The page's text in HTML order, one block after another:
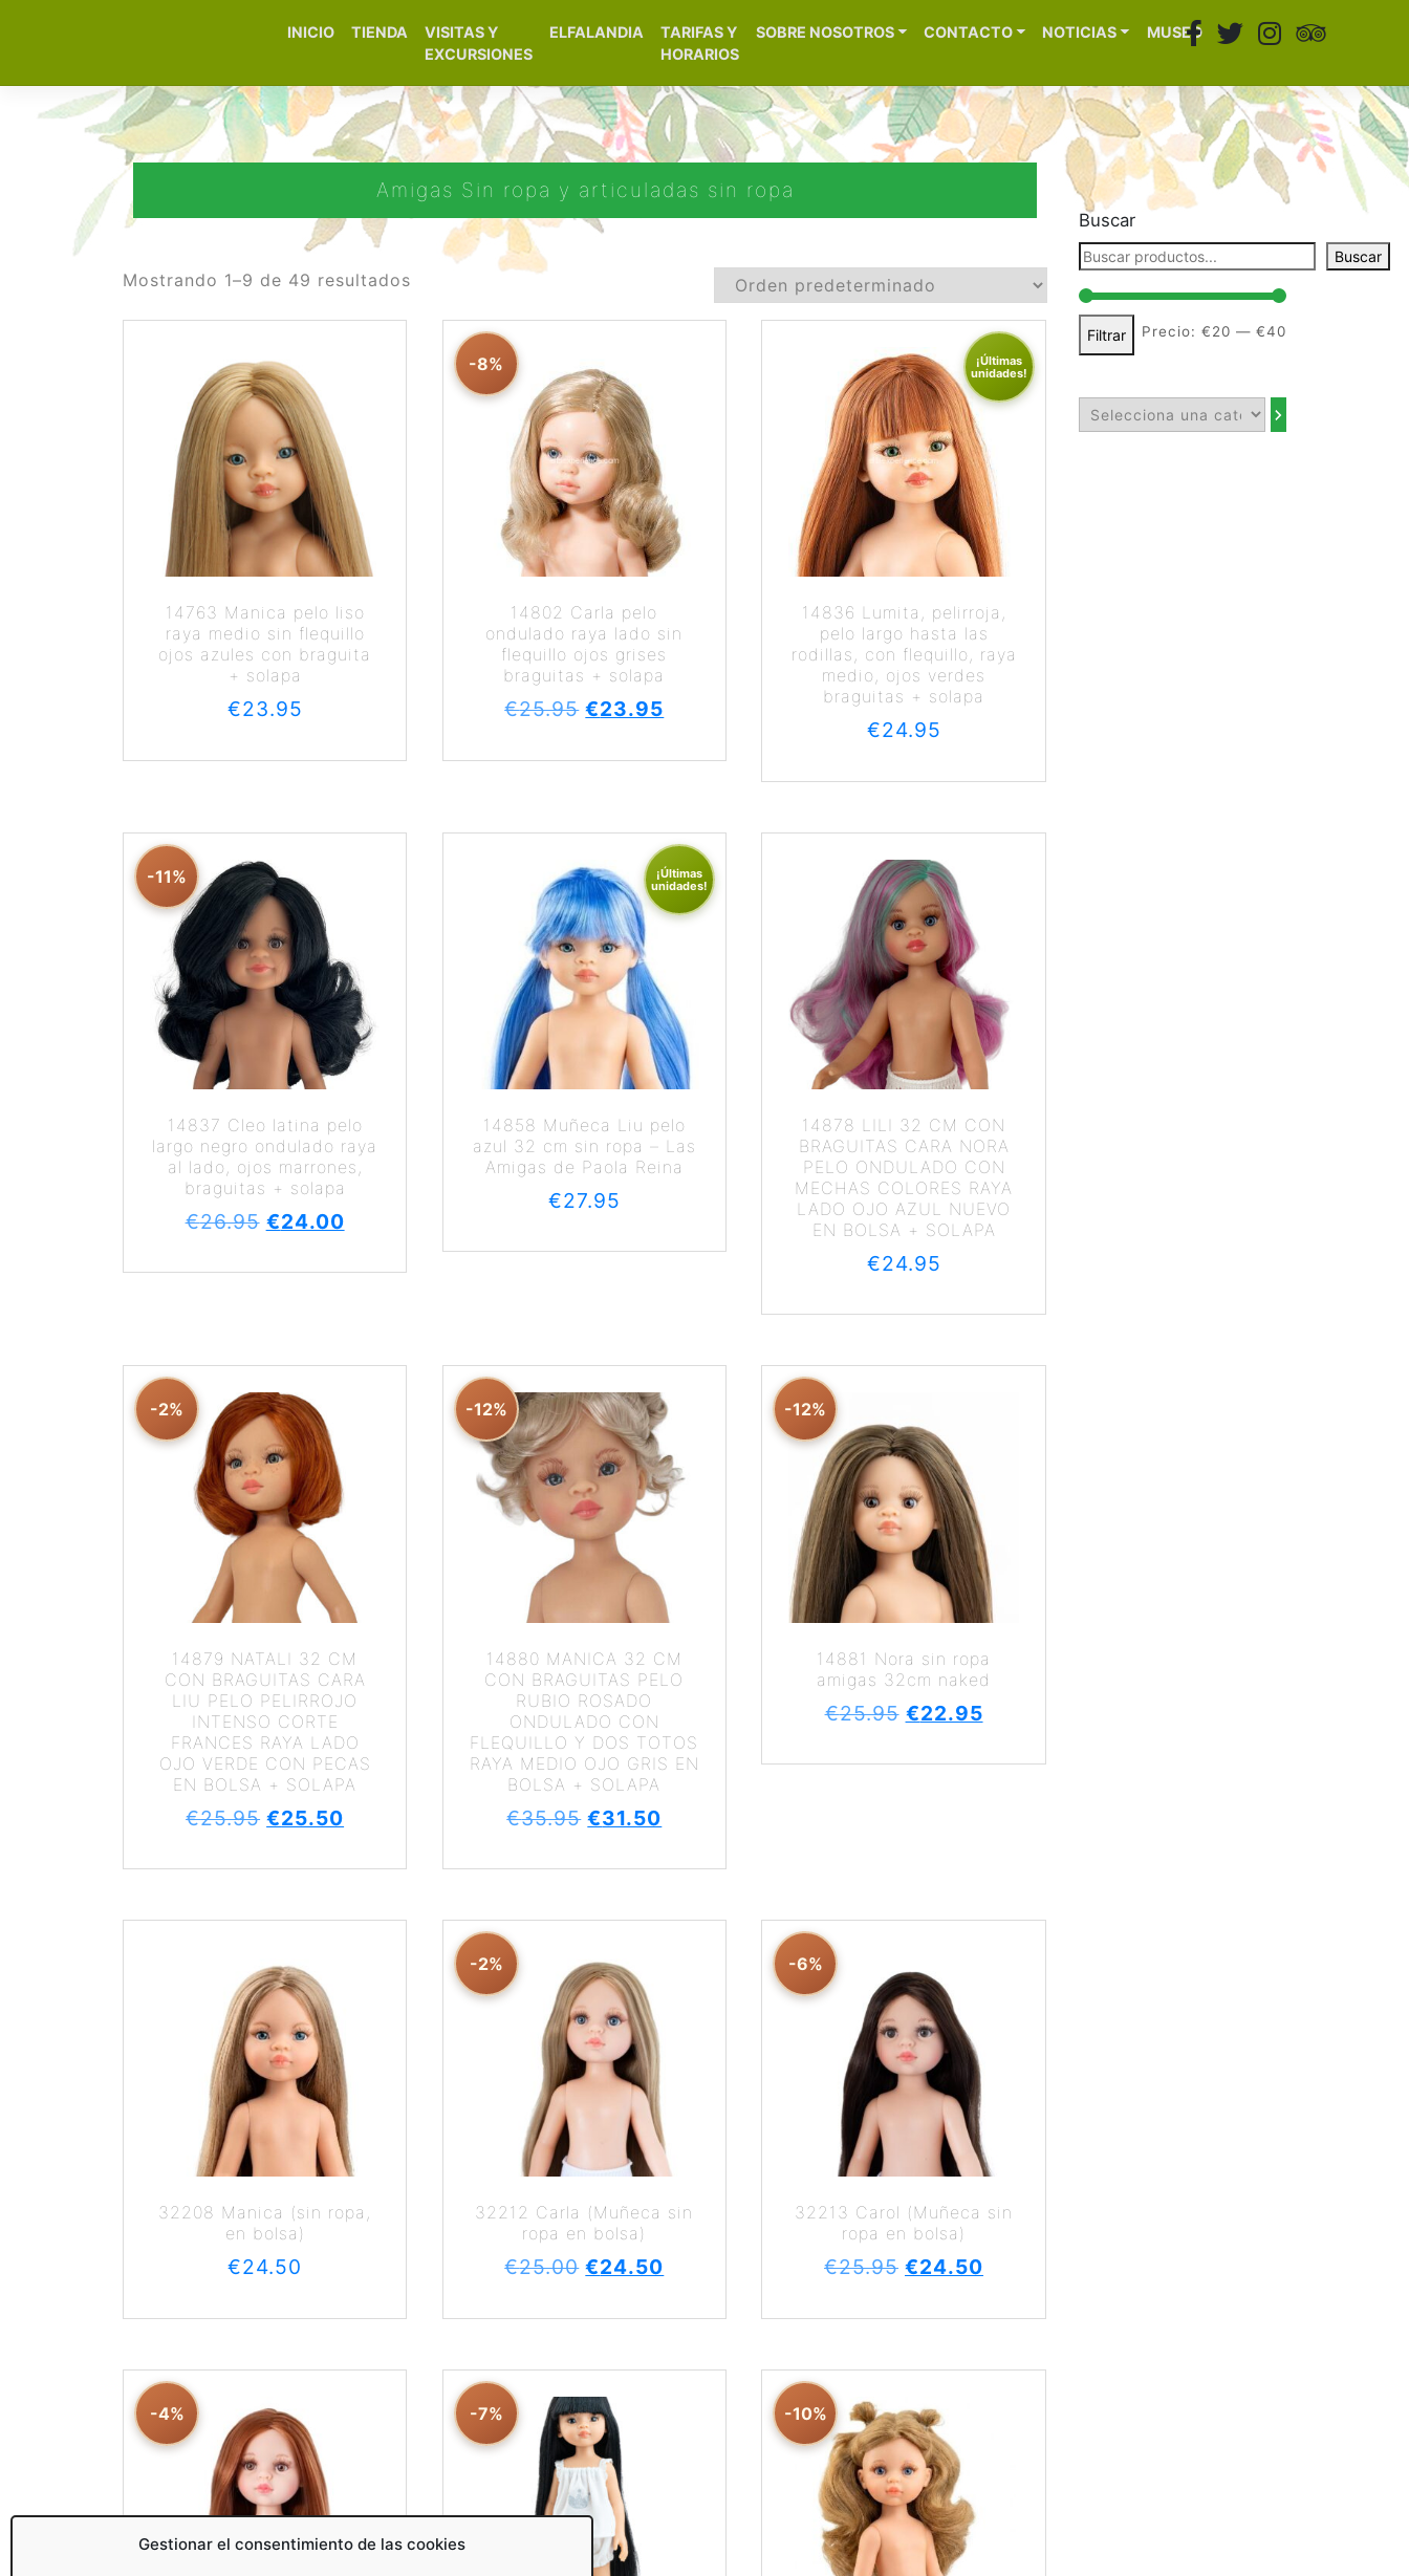
Gestionar el consentimiento de las cookies
Elfa Experience – Onil – Alicante
INICIO TIENDA
VISITAS Y
EXCURSIONES
ELFALANDIA
TARIFAS Y
HORARIOS
SOBRE NOSOTROS CONTACTO NOTICIAS MUSEO
Amigas Sin ropa y articuladas sin ropa
Mostrando 1–9 de 49 resultados
14763 Manica pelo liso
raya medio sin flequillo
ojos azules con braguita
+ solapa
€23.95
-8%
14802 Carla pelo
ondulado raya lado sin
flequillo ojos grises
braguitas + solapa
€25.95 €23.95
¡Últimas
unidades!
14836 Lumita, pelirroja,
pelo largo hasta las
rodillas, con flequillo, raya
medio, ojos verdes
braguitas + solapa
€24.95
-11%
14837 Cleo latina pelo
largo negro ondulado raya
al lado, ojos marrones,
braguitas + solapa
€26.95 €24.00
¡Últimas
unidades!
14858 Muñeca Liu pelo
azul 32 cm sin ropa – Las
Amigas de Paola Reina
€27.95
14878 LILI 32 CM CON
BRAGUITAS CARA NORA
PELO ONDULADO CON
MECHAS COLORES RAYA
LADO OJO AZUL NUEVO
EN BOLSA + SOLAPA
€24.95
-2%
14879 NATALI 32 CM
CON BRAGUITAS CARA
LIU PELO PELIRROJO
INTENSO CORTE
FRANCES RAYA LADO
OJO VERDE CON PECAS
EN BOLSA + SOLAPA
€25.95 €25.50
-12%
14880 MANICA 32 CM
CON BRAGUITAS PELO
RUBIO ROSADO
ONDULADO CON
FLEQUILLO Y DOS TOTOS
RAYA MEDIO OJO GRIS EN
BOLSA + SOLAPA
€35.95 €31.50
-12%
14881 Nora sin ropa
amigas 32cm naked
€25.95 €22.95
32208 Manica (sin ropa,
en bolsa)
€24.50
-2%
32212 Carla (Muñeca sin
ropa en bolsa)
€25.00 €24.50
-6%
32213 Carol (Muñeca sin
ropa en bolsa)
€25.95 €24.50
-4% -7% -10%
Buscar
Buscar
Filtrar Precio: €20 — €40